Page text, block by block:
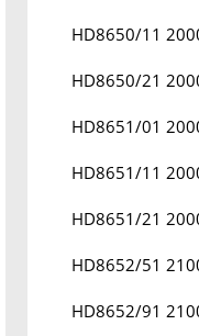
HD8650/11
HD8650/21
HD8651/01
HD8651/11
HD8651/21
HD8652/51
HD8652/91